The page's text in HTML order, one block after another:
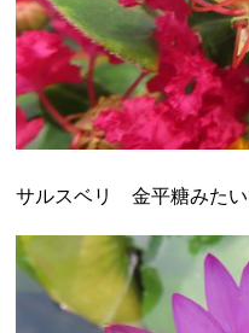
サルスベリ 金平糖みたい